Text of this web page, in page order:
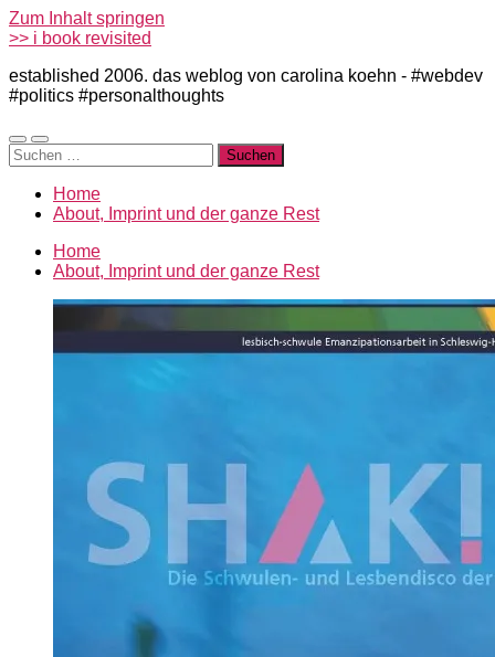
Zum Inhalt springen
>> i book revisited
established 2006. das weblog von carolina koehn - #webdev
#politics #personalthoughts
Mobile-
Menü
Suchfeld
ein-/ausblenden
Suchen
nach:
Home
About, Imprint und der ganze Rest
Home
About, Imprint und der ganze Rest